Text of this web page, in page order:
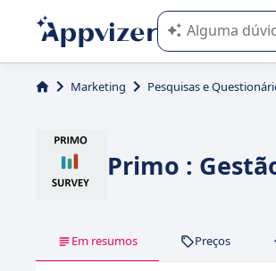
A IA do
Marketing Pesquisas e
Primo :
Em resumos Preços